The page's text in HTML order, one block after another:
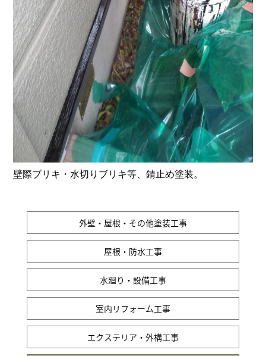
壁際ブリキ・水切りブリキ等、錆止め塗装。
外壁・屋根・その他塗装工事
屋根・防水工事
水廻り・設備工事
室内リフォーム工事
エクステリア・外構工事